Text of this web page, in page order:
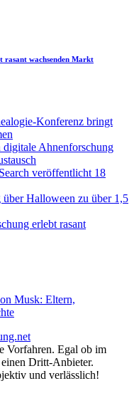
rasant wachsenden Markt
Konferenz bringt
Ahnenforschung
veröffentlicht 18
Halloween zu über 1,5
erlebt rasant
Musk: Eltern,
Vorfahren. Egal ob im
Dritt-Anbieter.
und verlässlich!